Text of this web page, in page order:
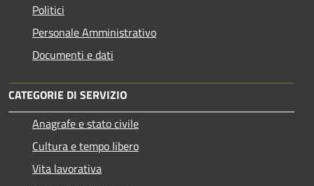
Politici
Personale Amministrativo
Documenti e dati
CATEGORIE DI SERVIZIO
Anagrafe e stato civile
Cultura e tempo libero
Vita lavorativa